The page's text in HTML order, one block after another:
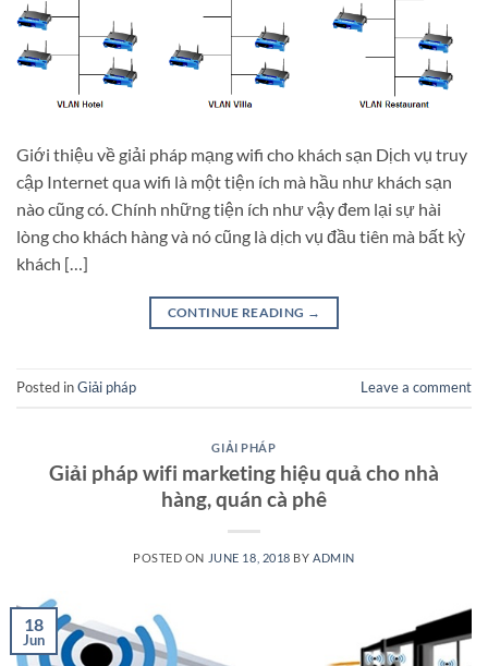
Giới thiệu về giải pháp mạng wifi cho khách sạn Dịch vụ truy
cập Internet qua wifi là một tiện ích mà hầu như khách sạn
nào cũng có. Chính những tiện ích như vậy đem lại sự hài
lòng cho khách hàng và nó cũng là dịch vụ đầu tiên mà bất kỳ
khách […]
CONTINUE READING →
Posted inGiải pháp Leave a comment
GIẢI PHÁP
Giải pháp wifi marketing hiệu quả cho nhà
hàng, quán cà phê
POSTED ON JUNE 18, 2018 BYADMIN
18
Jun